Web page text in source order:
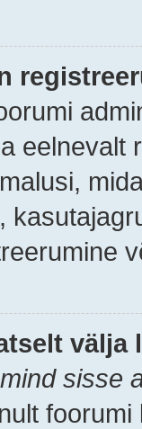
eelnevalt
välja
sisse